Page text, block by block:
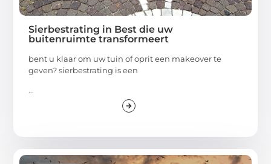
Sierbestrating in Best die uw
buitenruimte transformeert
bent u klaar om uw tuin of oprit een makeover te
geven? sierbestrating is een
...